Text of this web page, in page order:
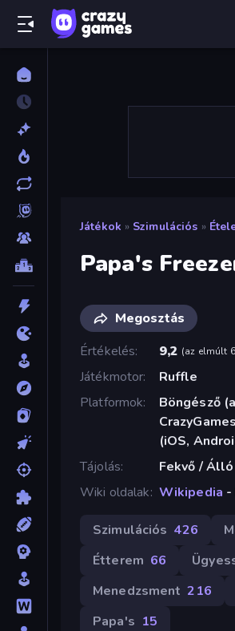
Játékok » Szimulációs »
Papa's
Megosztás
Értékelés
9,2 (az elmúlt
Játékmotor
Ruffle
Platformok
Böngésző
(iOS,
Tájolás
Fekvő / Álló
Wiki oldalak Wikipedia -
Szimulációs 426
Étterem 66
Menedzsment 216
Papa's 15